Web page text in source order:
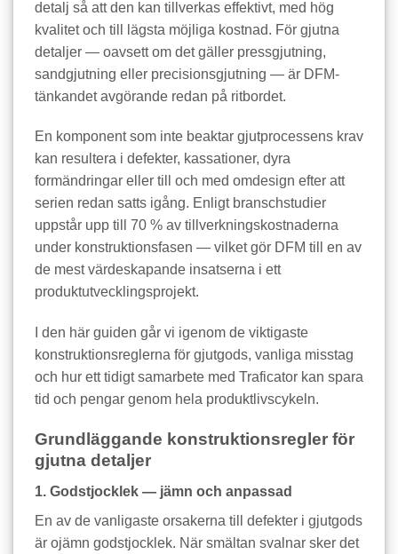
detalj så att den kan tillverkas effektivt, med hög
kvalitet och till lägsta möjliga kostnad. För gjutna
detaljer — oavsett om det gäller pressgjutning,
sandgjutning eller precisionsgjutning — är DFM-
tänkandet avgörande redan på ritbordet.
En komponent som inte beaktar gjutprocessens krav
kan resultera i defekter, kassationer, dyra
formändringar eller till och med omdesign efter att
serien redan satts igång. Enligt branschstudier
uppstår upp till 70 % av tillverkningskostnaderna
under konstruktionsfasen — vilket gör DFM till en av
de mest värdeskapande insatserna i ett
produktutvecklingsprojekt.
I den här guiden går vi igenom de viktigaste
konstruktionsreglerna för gjutgods, vanliga misstag
och hur ett tidigt samarbete med Traficator kan spara
tid och pengar genom hela produktlivscykeln.
Grundläggande konstruktionsregler för
gjutna detaljer
1. Godstjocklek — jämn och anpassad
En av de vanligaste orsakerna till defekter i gjutgods
är ojämn godstjocklek. När smältan svalnar sker det